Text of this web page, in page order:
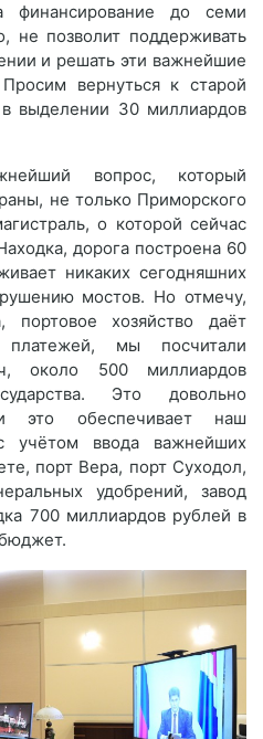
финансирование до семи
не позволит поддерживать
и решать эти важнейшие
вернуться к старой
выделении 30 миллиардов
вопрос, который
не только Приморского
о которой сейчас
дорога построена 60
никаких сегодняшних
мостов. Но отмечу,
хозяйство даёт
мы посчитали
около 500 миллиардов
Это довольно
это обеспечивает наш
учётом ввода важнейших
порт Вера, порт Суходол,
удобрений, завод
700 миллиардов рублей в